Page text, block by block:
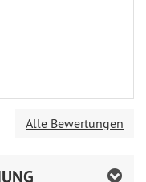
Alle Bewertungen